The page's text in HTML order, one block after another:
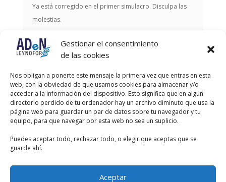
Gestionar el consentimiento
de las cookies
Nos obligan a ponerte este mensaje la primera vez que entras en esta
web, con la obviedad de que usamos cookies para almacenar y/o
acceder a la información del dispositivo. Esto significa que en algún
directorio perdido de tu ordenador hay un archivo diminuto que usa la
página web para guardar un par de datos sobre tu navegador y tu
equipo, para que navegar por esta web no sea un suplicio.
Puedes aceptar todo, rechazar todo, o elegir que aceptas que se
guarde ahí.
Aceptar
Ya está corregido en el primer simulacro. Disculpa las
molestias.
Autor Entradas
Debes estar registrado para responder a este debate.
Nombre de usuario:
Contraseña:
Recordar mi contraseña